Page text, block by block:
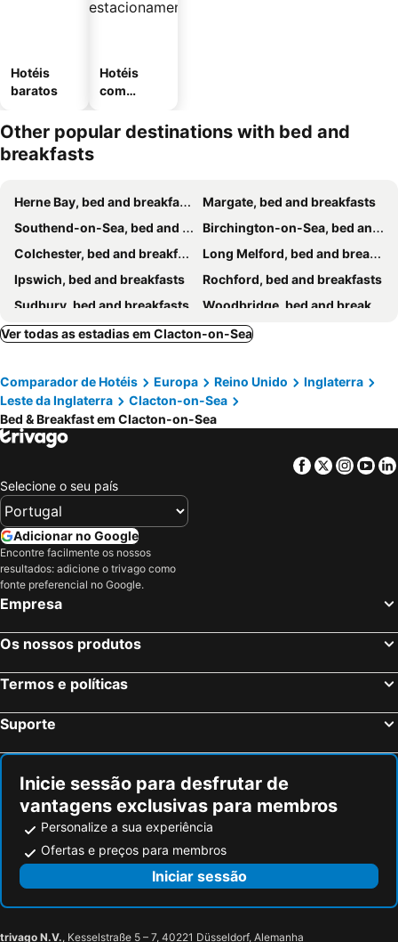
Hotéis
baratos
Hotéis
com
mento
Other popular destinations with bed and
breakfasts
Herne Bay, bed and breakfasts
Margate, bed and breakfasts
Southend-on-Sea, bed and breakfasts
Birchington-on-Sea, bed and breakfasts
Colchester, bed and breakfasts
Long Melford, bed and breakfasts
Ipswich, bed and breakfasts
Rochford, bed and breakfasts
Sudbury, bed and breakfasts
Woodbridge, bed and breakfasts
Chelmsford, bed and breakfasts
Maldon, bed and breakfasts
Whitstable, bed and breakfasts
Sheerness, bed and breakfasts
Harwich, bed and breakfasts
Lavenham, bed and breakfasts
Braintree, bed and breakfasts
Glemsford, bed and breakfasts
Snape, bed and breakfasts
Stowmarket, bed and breakfasts
Bentley, bed and breakfasts
Sible Hedingham, bed and breakfasts
Ver todas as estadias em Clacton-on-Sea
Comparador de Hotéis Europa Reino Unido
Inglaterra
Leste da Inglaterra
Clacton-on-Sea
Bed & Breakfast em Clacton-on-Sea
Facebook
Twitter
Selecione o seu país
Adicionar no Google
Encontre facilmente os nossos
resultados: adicione o trivago como
fonte preferencial no Google.
Empresa
Os nossos produtos
Termos e políticas
Suporte
Inicie sessão para desfrutar de
vantagens exclusivas para membros
Personalize a sua experiência
Ofertas e preços para membros
Iniciar sessão
trivago N.V., Kesselstraße 5 – 7, 40221 Düsseldorf, Alemanha